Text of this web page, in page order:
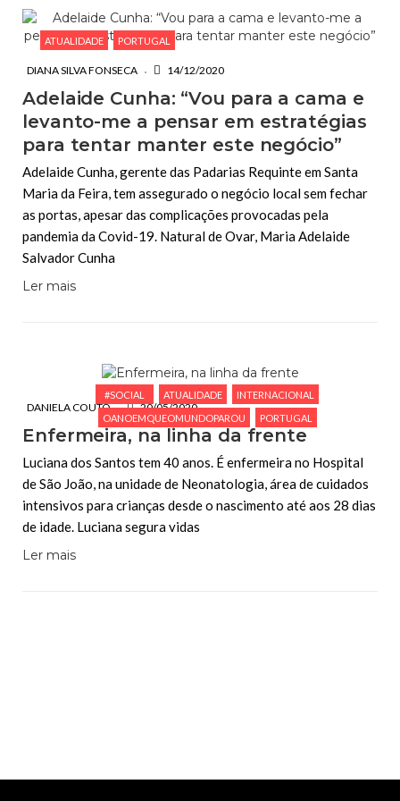
ATUALIDADE PORTUGAL
DIANA SILVA FONSECA 14/12/2020
Adelaide Cunha: “Vou para a cama e
levanto-me a pensar em estratégias
para tentar manter este negócio”
Adelaide Cunha, gerente das Padarias Requinte em Santa
Maria da Feira, tem assegurado o negócio local sem fechar
as portas, apesar das complicações provocadas pela
pandemia da Covid-19. Natural de Ovar, Maria Adelaide
Salvador Cunha
Ler mais
#SOCIAL ATUALIDADE
INTERNACIONAL
OANOEMQUEOMUNDOPAROU
PORTUGAL
DANIELA COUTO 20/05/2020
Enfermeira, na linha da frente
Luciana dos Santos tem 40 anos. É enfermeira no Hospital
de São João, na unidade de Neonatologia, área de cuidados
intensivos para crianças desde o nascimento até aos 28 dias
de idade. Luciana segura vidas
Ler mais